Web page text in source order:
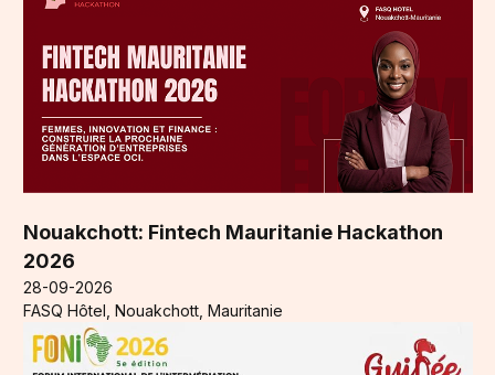
Nouakchott: Fintech Mauritanie Hackathon
2026
28-09-2026
FASQ Hôtel, Nouakchott, Mauritanie